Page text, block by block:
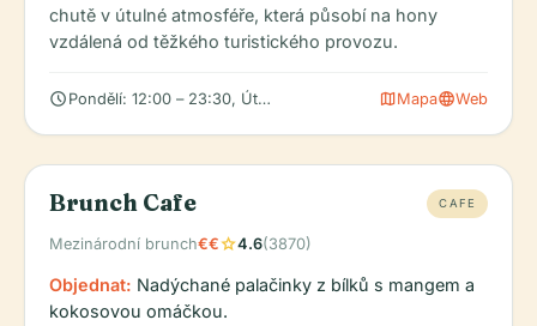
chutě v útulné atmosféře, která působí na hony
vzdálená od těžkého turistického provozu.
schedule Pondělí: 12:00 – 23:30, Úterý: 12:00 – 23:30, Středa: 12:00 –
mapMapalanguageWeb
Brunch Cafe CAFE
Mezinárodní brunch€€star4.6(3870)
Objednat: Nadýchané palačinky z bílků s mangem a
kokosovou omáčkou.